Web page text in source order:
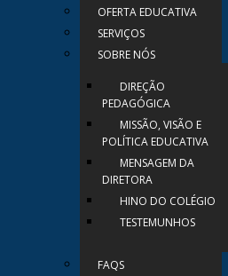
OFERTA EDUCATIVA
SERVIÇOS
SOBRE NÓS
DIREÇÃO
PEDAGÓGICA
MISSÃO, VISÃO E
POLÍTICA EDUCATIVA
MENSAGEM DA
DIRETORA
HINO DO COLÉGIO
TESTEMUNHOS
FAQS